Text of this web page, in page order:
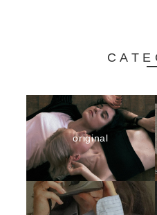
original